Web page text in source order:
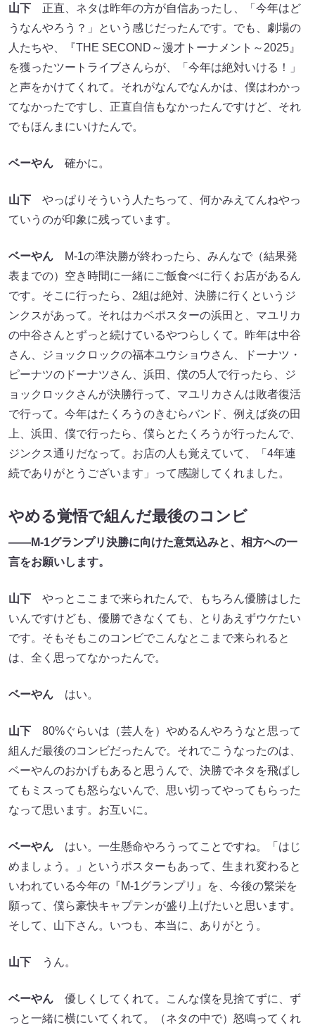
山下 正直、ネタは昨年の方が自信あったし、「今年はど
うなんやろう？」という感じだったんです。でも、劇場の
人たちや、『THE SECOND～漫才トーナメント～2025』
を獲ったツートライブさんらが、「今年は絶対いける！」
と声をかけてくれて。それがなんでなんかは、僕はわかっ
てなかったですし、正直自信もなかったんですけど、それ
でもほんまにいけたんで。
ベーやん 確かに。
山下 やっぱりそういう人たちって、何かみえてんねやっ
ていうのが印象に残っています。
ベーやん M-1の準決勝が終わったら、みんなで（結果発
表までの）空き時間に一緒にご飯食べに行くお店があるん
です。そこに行ったら、2組は絶対、決勝に行くというジ
ンクスがあって。それはカベポスターの浜田と、マユリカ
の中谷さんとずっと続けているやつらしくて。昨年は中谷
さん、ジョックロックの福本ユウショウさん、ドーナツ・
ピーナツのドーナツさん、浜田、僕の5人で行ったら、ジ
ョックロックさんが決勝行って、マユリカさんは敗者復活
で行って。今年はたくろうのきむらバンド、例えば炎の田
上、浜田、僕で行ったら、僕らとたくろうが行ったんで、
ジンクス通りだなって。お店の人も覚えていて、「4年連
続でありがとうございます」って感謝してくれました。
やめる覚悟で組んだ最後のコンビ
――M-1グランプリ決勝に向けた意気込みと、相方への一
言をお願いします。
山下
やっとここまで来られたんで、もちろん優勝はした
いんですけども、優勝できなくても、とりあえずウケたい
です。そもそもこのコンビでこんなとこまで来られると
は、全く思ってなかったんで。
ベーやん はい。
山下
80%ぐらいは（芸人を）やめるんやろうなと思って
組んだ最後のコンビだったんで。それでこうなったのは、
ベーやんのおかげもあると思うんで、決勝でネタを飛ばし
てもミスっても怒らないんで、思い切ってやってもらった
なって思います。お互いに。
ベーやん はい。一生懸命やろうってことですね。「はじ
めましょう。」というポスターもあって、生まれ変わると
いわれている今年の『M-1グランプリ』を、今後の繁栄を
願って、僕ら豪快キャプテンが盛り上げたいと思います。
そして、山下さん。いつも、本当に、ありがとう。
山下 うん。
ベーやん 優しくしてくれて。こんな僕を見捨てずに、ず
っと一緒に横にいてくれて。（ネタの中で）怒鳴ってくれ